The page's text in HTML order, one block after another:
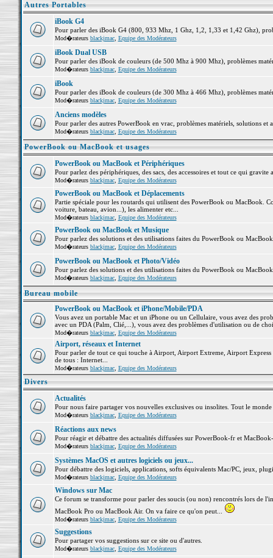
Autres Portables
iBook G4
Pour parler des iBook G4 (800, 933 Mhz, 1 Ghz, 1,2, 1,33 et 1,42 Ghz),
Mod�rateurs blackjmac, Equipe des Modérateurs
iBook Dual USB
Pour parler des iBook de couleurs (de 500 Mhz à 900 Mhz), problèmes
Mod�rateurs blackjmac, Equipe des Modérateurs
iBook
Pour parler des iBook de couleurs (de 300 Mhz à 466 Mhz), problèmes
Mod�rateurs blackjmac, Equipe des Modérateurs
Anciens modèles
Pour parler des autres PowerBook en vrac, problèmes matériels, solutions et
Mod�rateurs blackjmac, Equipe des Modérateurs
PowerBook ou MacBook et usages
PowerBook ou MacBook et Périphériques
Pour parlez des périphériques, des sacs, des accessoires et tout ce qui
Mod�rateurs blackjmac, Equipe des Modérateurs
PowerBook ou MacBook et Déplacements
Partie spéciale pour les routards qui utilisent des PowerBook ou MacBook.
voiture, bateau, avion...), les alimenter etc...
Mod�rateurs blackjmac, Equipe des Modérateurs
PowerBook ou MacBook et Musique
Pour parlez des solutions et des utilisations faites du PowerBook ou
Mod�rateurs blackjmac, Equipe des Modérateurs
PowerBook ou MacBook et Photo/Vidéo
Pour parlez des solutions et des utilisations faites du PowerBook ou
Mod�rateurs blackjmac, Equipe des Modérateurs
Bureau mobile
PowerBook ou MacBook et iPhone/Mobile/PDA
Vous avez un portable Mac et un iPhone ou un Cellulaire, vous avez des
avec un PDA (Palm, Clié,...), vous avez des problèmes d'utilisation ou de
Mod�rateurs blackjmac, Equipe des Modérateurs
Airport, réseaux et Internet
Pour parler de tout ce qui touche à Airport, Airport Extreme, Airport
de tous : Internet...
Mod�rateurs blackjmac, Equipe des Modérateurs
Divers
Actualités
Pour nous faire partager vos nouvelles exclusives ou insolites. Tout le
Mod�rateurs blackjmac, Equipe des Modérateurs
Réactions aux news
Pour réagir et débattre des actualités diffusées sur PowerBook-fr et
Mod�rateurs blackjmac, Equipe des Modérateurs
Systèmes MacOS et autres logiciels ou jeux...
Pour débattre des logiciels, applications, softs équivalents Mac/PC, jeux,
Mod�rateurs blackjmac, Equipe des Modérateurs
Windows sur Mac
Ce forum se transforme pour parler des soucis (ou non) rencontrés lors de
MacBook Pro ou MacBook Air. On va faire ce qu'on peut...
Mod�rateurs blackjmac, Equipe des Modérateurs
Suggestions
Pour partager vos suggestions sur ce site ou d'autres.
Mod�rateurs blackjmac, Equipe des Modérateurs